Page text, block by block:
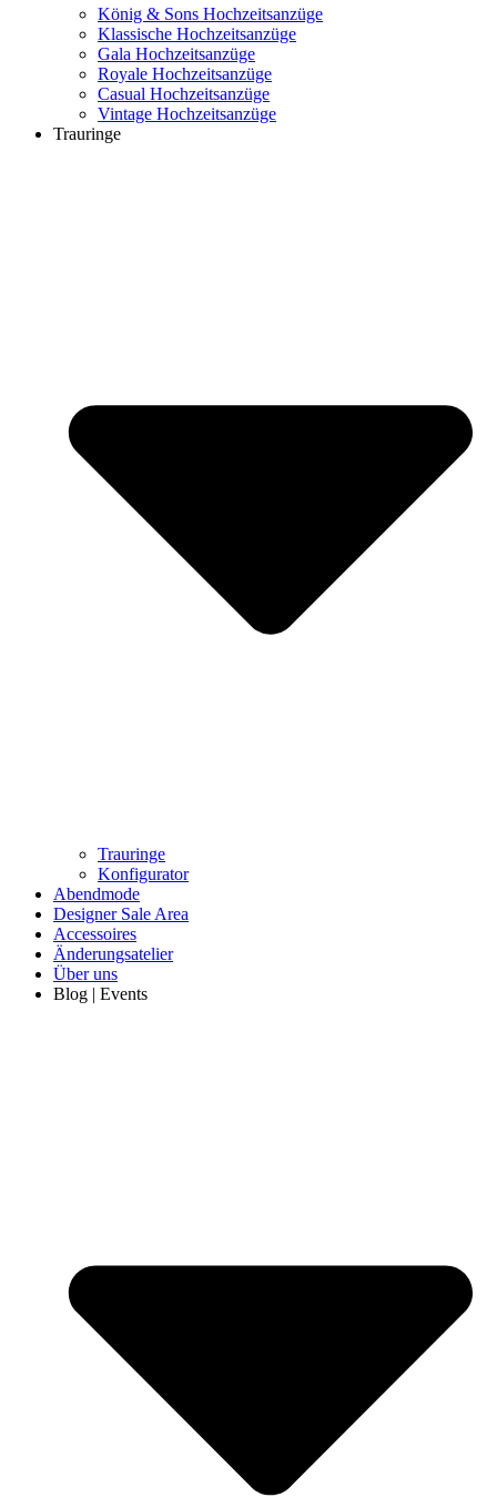
König & Sons Hochzeitsanzüge
Klassische Hochzeitsanzüge
Gala Hochzeitsanzüge
Royale Hochzeitsanzüge
Casual Hochzeitsanzüge
Vintage Hochzeitsanzüge
Trauringe
Trauringe
Konfigurator
Abendmode
Designer Sale Area
Accessoires
Änderungsatelier
Über uns
Blog | Events